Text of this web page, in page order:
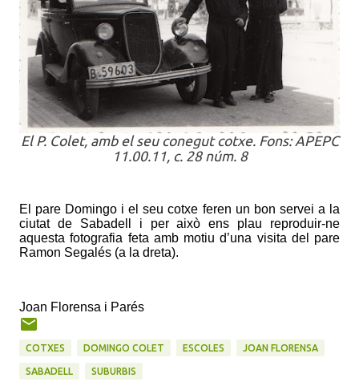
El P. Colet, amb el seu conegut cotxe. Fons: APEPC
11.00.11, c. 28 núm. 8
El pare Domingo i el seu cotxe feren un bon servei a la
ciutat de Sabadell i per això ens plau reproduir-ne
aquesta fotografia feta amb motiu d’una visita del pare
Ramon Segalés (a la dreta).
Joan Florensa i Parés
COTXES DOMINGO COLET ESCOLES JOAN FLORENSA
SABADELL SUBURBIS